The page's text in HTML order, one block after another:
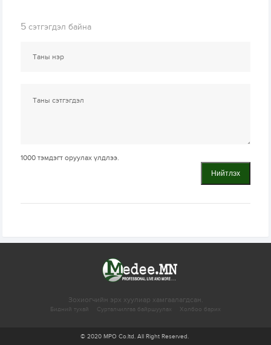
5 сэтгэгдэл байна
1000 тэмдэгт оруулах үлдлээ.
Нийтлэх
Зохиогчийн эрх хуулиар хамгаалагдсан.
Бидний тухай Сурталчилгаа байршуулах Холбоо барих
© 2020 MPO Co.ltd. All Right Reserved.